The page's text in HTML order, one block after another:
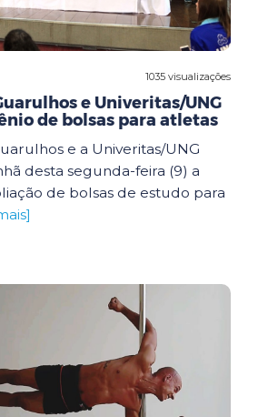
1035 visualizações
e Univeritas/UNG
de bolsas para atletas
e a Univeritas/UNG
desta segunda-feira (9) a
de bolsas de estudo para